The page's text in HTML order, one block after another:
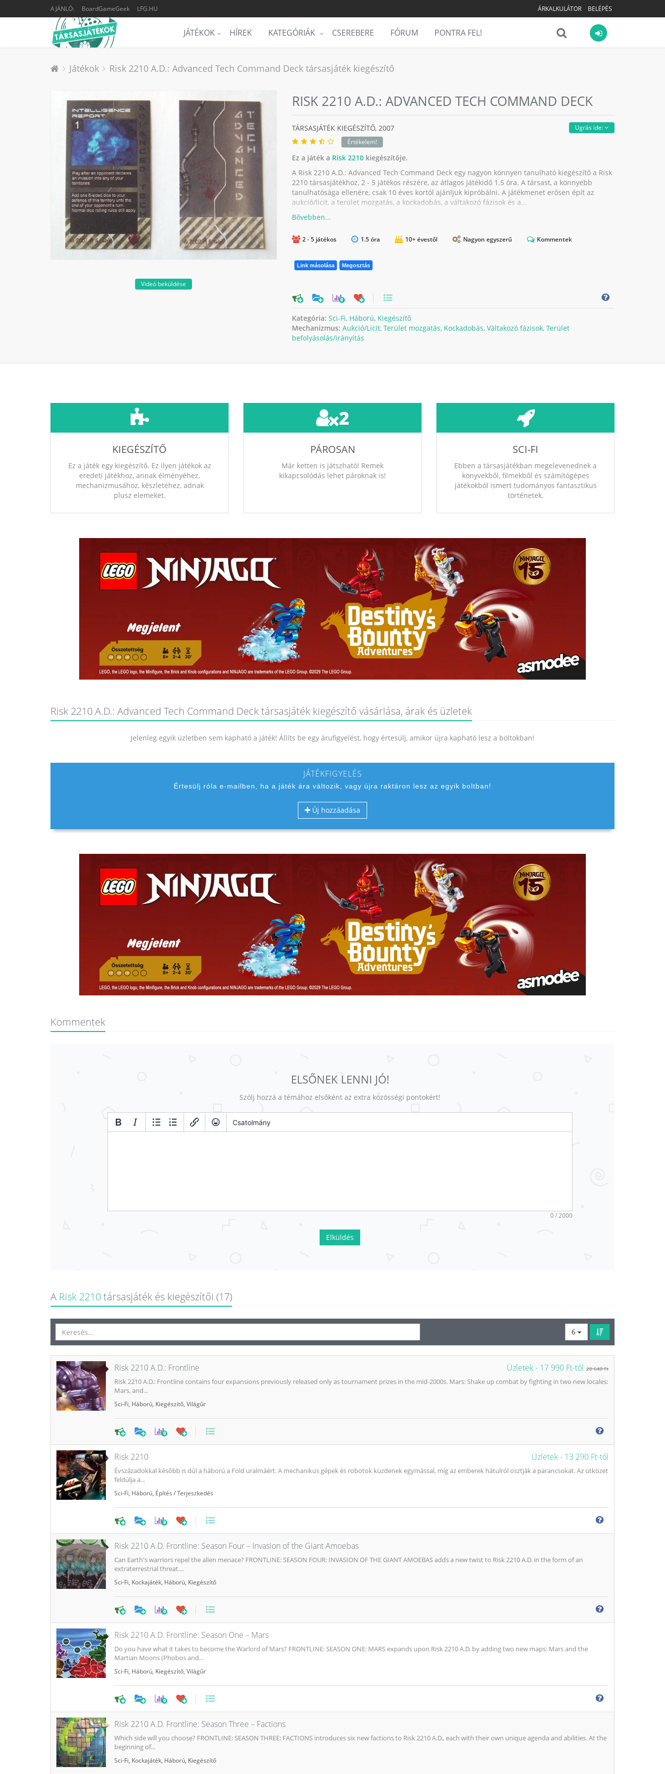
AJÁNLÓ: BoardGameGeek LFG.HU ÁRKALKULÁTOR BELÉPÉS
JÁTÉKOK HÍREK KATEGÓRIÁK CSEREBERE FÓRUM PONTRA FEL!
Játékok Risk 2210 A.D.: Advanced Tech Command Deck társasjáték kiegészítő
Videó beküldése
RISK 2210 A.D.: ADVANCED TECH COMMAND DECK
Ugrás ide:
TÁRSASJÁTÉK KIEGÉSZÍTŐ, 2007
Értékelem!
Ez a játék a Risk 2210kiegészítője.
A Risk 2210 A.D.: Advanced Tech Command Deck egy nagyon könnyen tanulható kiegészítő a Risk
2210 társasjátékhoz, 2 - 5 játékos részére, az átlagos játékidő 1.5 óra. A társast, a könnyebb
tanulhatósága ellenére, csak 10 éves kortól ajánljuk kipróbálni. A játékmenet erősen épít az
aukció/licit, a terület mozgatás, a kockadobás, a váltakozó fázisok és a...
2 - 5 játékos 1.5 óra 10+ évestől Nagyon egyszerű Kommentek
Link másolása Megosztás
0
Kategória: Sci-Fi, Háború, Kiegészítő
Mechanizmus: Aukció/Licit, Terület mozgatás, Kockadobás, Váltakozó fázisok, Terület
befolyásolás/irányítás
KIEGÉSZÍTŐ
Ez a játék egy kiegészítő. Ez ilyen játékok az
eredeti játékhoz, annak élményéhez,
mechanizmusához, készletéhez, adnak
plusz elemeket.
2
PÁROSAN
Már ketten is játszható! Remek
kikapcsolódás lehet pároknak is!
SCI-FI
Ebben a társasjátékban megelevenednek a
könyvekből, filmekből és számítógépes
játékokból ismert tudományos fantasztikus
történetek.
Risk 2210 A.D.: Advanced Tech Command Deck társasjáték kiegészítő vásárlása, árak és üzletek
Jelenleg egyik üzletben sem kapható a játék! Állíts be egy árufigyelést, hogy értesülj, amikor újra kapható lesz a boltokban!
JÁTÉKFIGYELÉS
Értesülj róla e-mailben, ha a játék ára változik, vagy újra raktáron lesz az egyik boltban!
Új hozzáadása
Kommentek
ELSŐNEK LENNI JÓ!
Szólj hozzá a témához elsőként az extra közösségi pontokért!
Csatolmány
0 / 2000
Elküldés
A Risk 2210társasjáték és kiegészítői (17)
6
Üzletek - 17 990 Ft-tól 20 640 Ft
Risk 2210 A.D.: Frontline
Risk 2210 A.D.: Frontline contains four expansions previously released only as tournament prizes in the mid-2000s. Mars: Shake up combat by fighting in two new locales:
Mars, and...
Sci-Fi Háború Kiegészítő Világűr
0
Üzletek - 13 290 Ft-tól
Risk 2210
Évszázadokkal később is dúl a háború a Föld uralmáért. A mechanikus gépek és robotok küzdenek egymással, míg az emberek hátulról osztják a parancsokat. Az ütközet
feldúlja a...
Sci-Fi Háború Építés / Terjeszkedés
0
Risk 2210 A.D. Frontline: Season Four – Invasion of the Giant Amoebas
Can Earth's warriors repel the alien menace? FRONTLINE: SEASON FOUR: INVASION OF THE GIANT AMOEBAS adds a new twist to Risk 2210 A.D. in the form of an
extraterrestrial threat....
Sci-Fi Kockajáték Háború Kiegészítő
0
Risk 2210 A.D. Frontline: Season One – Mars
Do you have what it takes to become the Warlord of Mars? FRONTLINE: SEASON ONE: MARS expands upon Risk 2210 A.D. by adding two new maps: Mars and the
Martian Moons (Phobos and...
Sci-Fi Háború Kiegészítő Világűr
0
Risk 2210 A.D. Frontline: Season Three – Factions
Which side will you choose? FRONTLINE: SEASON THREE: FACTIONS introduces six new factions to Risk 2210 A.D., each with their own unique agenda and abilities. At the
beginning of...
Sci-Fi Kockajáték Háború Kiegészítő